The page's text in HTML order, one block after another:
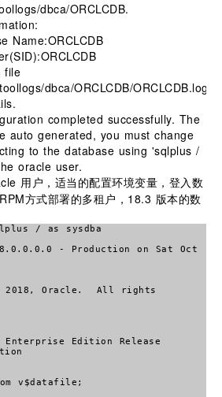
dbca/ORCLCDB.
Name:ORCLCDB
file
dbca/ORCLCDB/ORCLCDB.log"
completed successfully. The
auto generated, you must change
to the database using 'sqlplus /
oracle user.
用户，适当的配置环境变量，登入数
方式部署的多租户，18.3 版本的数
/ as sysdba
- Production on Sat Oct
Oracle.
All rights
Enterprise Edition Release
v$datafile;